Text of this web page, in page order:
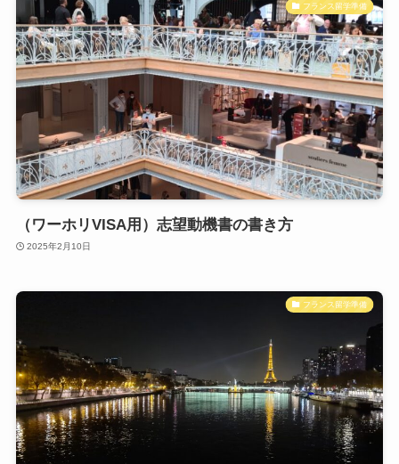
フランス留学準備
（ワーホリVISA用）志望動機書の書き方
2025年2月10日
フランス留学準備